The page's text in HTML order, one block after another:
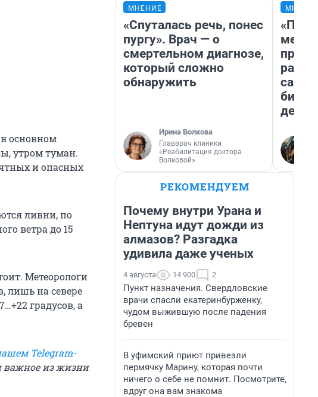
в основном
утром туман.
и опасных
ливни, по
ветра до 15
Метеорологи
лишь на севере
градусов, а
Telegram-
важное из жизни
МНЕНИЕ
«Спуталась речь, понес
пургу». Врач — о
смертельном диагнозе,
который сложно
обнаружить
Ирина Волкова
Главврач клиники
«Реабилитация доктора
Волковой»
РЕКОМЕНДУЕМ
Почему внутри Урана и
Нептуна идут дожди из
алмазов? Разгадка
удивила даже ученых
4 августа 14 900 2
Пункт назначения. Свердловские
врачи спасли екатеринбурженку,
чудом выжившую после падения
бревен
В уфимский приют привезли
пермячку Марину, которая почти
ничего о себе не помнит. Посмотрите,
вдруг она вам знакома